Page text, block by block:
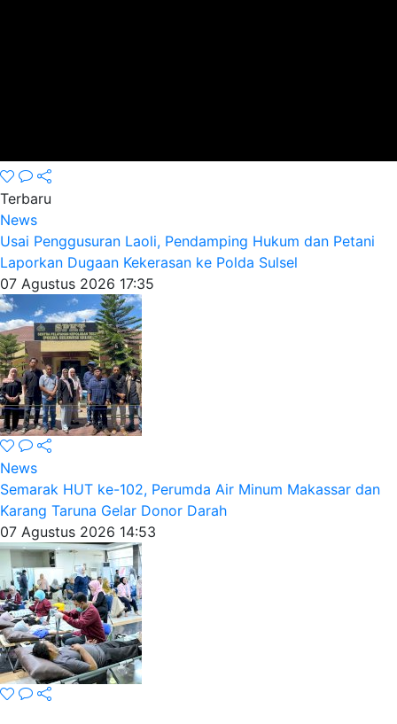
Terbaru
News
Usai Penggusuran Laoli, Pendamping Hukum dan Petani
Laporkan Dugaan Kekerasan ke Polda Sulsel
07 Agustus 2026 17:35
News
Semarak HUT ke-102, Perumda Air Minum Makassar dan
Karang Taruna Gelar Donor Darah
07 Agustus 2026 14:53